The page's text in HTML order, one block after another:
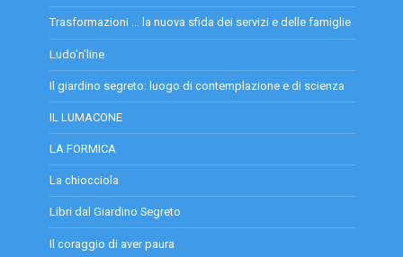
Trasformazioni … la nuova sfida dei servizi e delle famiglie
Ludo'n'line
Il giardino segreto: luogo di contemplazione e di scienza
IL LUMACONE
LA FORMICA
La chiocciola
Libri dal Giardino Segreto
Il coraggio di aver paura